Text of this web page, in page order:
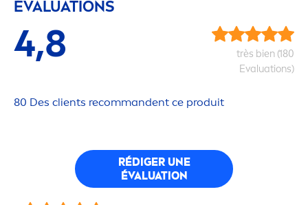
ÉVALUATIONS
4,8
très bien (180
Evaluations)
80 Des clients recommandent ce produit
RÉDIGER UNE
ÉVALUATION